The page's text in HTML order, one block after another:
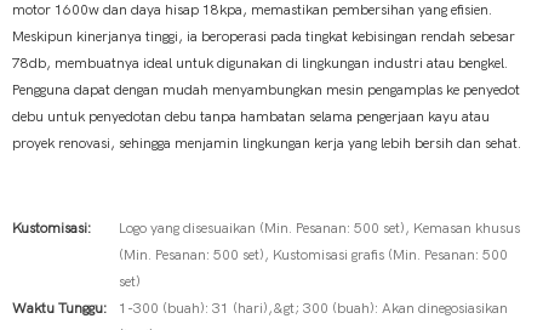
motor 1600w dan daya hisap 18kpa, memastikan pembersihan yang efisien.
Meskipun kinerjanya tinggi, ia beroperasi pada tingkat kebisingan rendah sebesar
78db, membuatnya ideal untuk digunakan di lingkungan industri atau bengkel.
Pengguna dapat dengan mudah menyambungkan mesin pengamplas ke penyedot
debu untuk penyedotan debu tanpa hambatan selama pengerjaan kayu atau
proyek renovasi, sehingga menjamin lingkungan kerja yang lebih bersih dan sehat.
Kustomisasi:
Logo yang disesuaikan (Min. Pesanan: 500 set), Kemasan khusus
(Min. Pesanan: 500 set), Kustomisasi grafis (Min. Pesanan: 500
set)
Waktu Tunggu:
1-300 (buah): 31 (hari),&gt; 300 (buah): Akan dinegosiasikan